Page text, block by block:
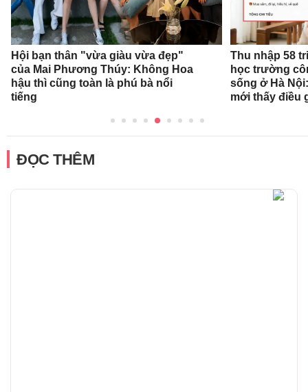
Hội bạn thân "vừa giàu vừa đẹp"
của Mai Phương Thúy: Không Hoa
hậu thì cũng toàn là phú bà nổi
tiếng
Thu nhập 58
học trường
sống ở Hà
mới thấy điều
ĐỌC THÊM